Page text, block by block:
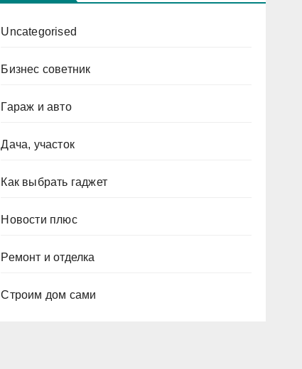
Uncategorised
Бизнес советник
Гараж и авто
Дача, участок
Как выбрать гаджет
Новости плюс
Ремонт и отделка
Строим дом сами